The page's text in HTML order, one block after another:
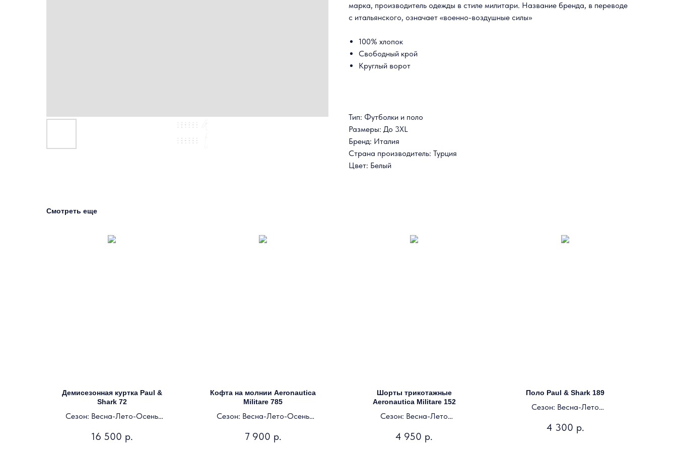
марка, производитель одежды в стиле милитари. Название бренда, в переводе
с итальянского, означает «военно-воздушные силы»
100% хлопок
Свободный крой
Круглый ворот
Тип: Футболки и поло
Размеры: До 3XL
Бренд: Италия
Страна производитель: Турция
Цвет: Белый
Смотреть еще
Демисезонная куртка Paul &
Shark 72
Сезон: Весна-Лето-Осень
16 500 р.
Кофта на молнии Aeronautica
Militare 785
Сезон: Весна-Лето-Осень
7 900 р.
Шорты трикотажные
Aeronautica Militare 152
Сезон: Весна-Лето
4 950 р.
Поло Paul & Shark 189
Сезон: Весна-Лето
4 300 р.